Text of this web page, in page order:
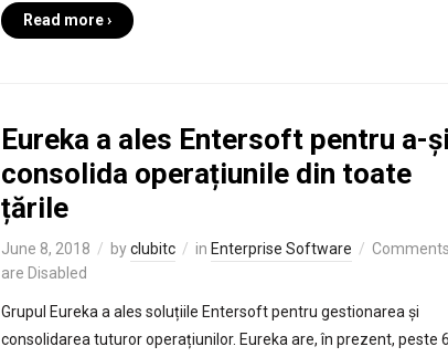
Read more ›
Eureka a ales Entersoft pentru a-și
consolida operațiunile din toate
țările
June 8, 2018 byclubitc in Enterprise Software
Comments
are Disabled
Grupul Eureka a ales soluțiile Entersoft pentru gestionarea și
consolidarea tuturor operațiunilor. Eureka are, în prezent, peste